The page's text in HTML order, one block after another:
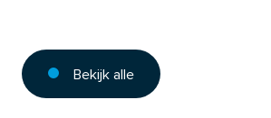
Bekijk alle